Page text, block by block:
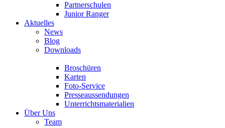
Partnerschulen
Junior Ranger
Aktuelles
News
Blog
Downloads
Broschüren
Karten
Foto-Service
Presseaussendungen
Unterrichtsmaterialien
Über Uns
Team